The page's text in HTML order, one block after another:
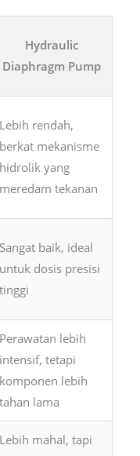
Hydraulic
Diaphragm Pump
Lebih rendah,
berkat mekanisme
hidrolik yang
meredam tekanan
Sangat baik, ideal
untuk dosis presisi
tinggi
Perawatan lebih
intensif, tetapi
komponen lebih
tahan lama
Lebih mahal, tapi